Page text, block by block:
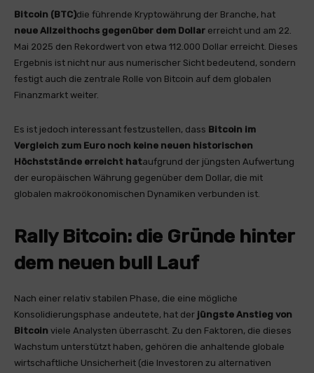
Bitcoin (BTC)die führende Kryptowährung der Branche, hat
neue Allzeithochs gegenüber dem Dollar erreicht und am 22.
Mai 2025 den Rekordwert von etwa 112.000 Dollar erreicht. Dieses
Ergebnis ist nicht nur aus numerischer Sicht bedeutend, sondern
festigt auch die zentrale Rolle von Bitcoin auf dem globalen
Finanzmarkt weiter.
Es ist jedoch interessant festzustellen, dass Bitcoin im
Vergleich zum Euro noch keine neuen historischen
Höchststände erreicht hataufgrund der jüngsten Aufwertung
der europäischen Währung gegenüber dem Dollar, die mit
globalen makroökonomischen Dynamiken verbunden ist.
Rally Bitcoin: die Gründe hinter
dem neuen bull Lauf
Nach einer relativ stabilen Phase, die eine mögliche
Konsolidierungsphase andeutete, hat der jüngste Anstieg von
Bitcoin viele Analysten überrascht. Zu den Faktoren, die dieses
Wachstum unterstützt haben, gehören die anhaltende globale
wirtschaftliche Unsicherheit (die Investoren zu alternativen